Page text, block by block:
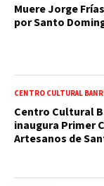
Muere Jorge
por Santo
CENTRO CULTURAL
Centro Cultural
inaugura Primer
Artesanos de